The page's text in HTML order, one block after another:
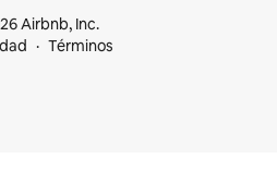
Airbnb, Inc.
Términos